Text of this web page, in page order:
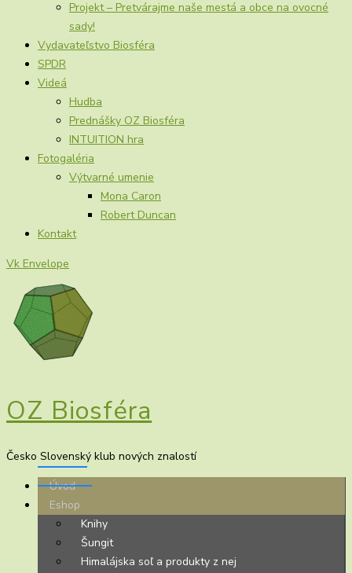
Projekt – Pretvárajme naše mestá a obce na ovocné
sady!
Vydavateľstvo Biosféra
SPDR
Videá
Hudba
Prednášky OZ Biosféra
INTUITION hra
Fotogaléria
Výtvarné umenie
Mona Caron
Robert Duncan
Kontakt
Vk Envelope
OZ Biosféra
Česko Slovenský klub nových znalostí
Úvod
Eshop
Knihy
Šungit
Himalájska soľ a produkty z nej